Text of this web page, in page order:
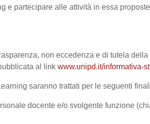
e partecipare alle attività in essa
non eccedenza e di tutela della
al link www.unipd.it/informativa-
saranno trattati per le seguenti
docente e/o svolgente funzione